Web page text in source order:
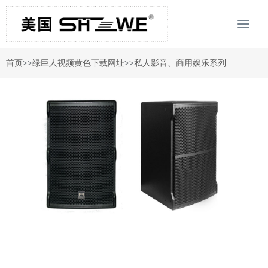
首页 >>绿巨人视频黄色下载网址>>私人影音、商用娱乐系列